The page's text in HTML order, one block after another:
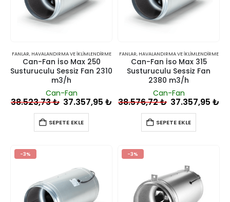
FANLAR, HAVALANDIRMA VE İKLIMLENDIRME
Can-Fan İso Max 250
Susturuculu Sessiz Fan 2310
m3/h
Can-Fan
38.523,73₺ 37.357,95 ₺
SEPETE EKLE
FANLAR, HAVALANDIRMA VE İKLIMLENDIRME
Can-Fan İso Max 315
Susturuculu Sessiz Fan
2380 m3/h
Can-Fan
38.576,72₺ 37.357,95 ₺
SEPETE EKLE
-3% -3%